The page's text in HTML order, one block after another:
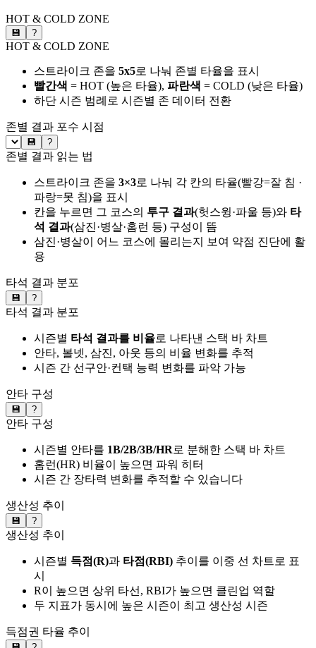
HOT & COLD ZONE
💾 ?
HOT & COLD ZONE
스트라이크 존을 5x5로 나눠 존별 타율을 표시
빨간색 = HOT (높은 타율), 파란색 = COLD (낮은 타율)
하단 시즌 범례로 시즌별 존 데이터 전환
존별 결과 포수 시점
💾 ?
존별 결과 읽는 법
스트라이크 존을 3×3로 나눠 각 칸의 타율(빨강=잘 침 ·
파랑=못 침)을 표시
칸을 누르면 그 코스의 투구 결과(헛스윙·파울 등)와 타
석 결과(삼진·병살·홈런 등) 구성이 뜸
삼진·병살이 어느 코스에 몰리는지 보여 약점 진단에 활
용
타석 결과 분포
💾 ?
타석 결과 분포
시즌별 타석 결과를 비율로 나타낸 스택 바 차트
안타, 볼넷, 삼진, 아웃 등의 비율 변화를 추적
시즌 간 선구안·컨택 능력 변화를 파악 가능
안타 구성
💾 ?
안타 구성
시즌별 안타를 1B/2B/3B/HR로 분해한 스택 바 차트
홈런(HR) 비율이 높으면 파워 히터
시즌 간 장타력 변화를 추적할 수 있습니다
생산성 추이
💾 ?
생산성 추이
시즌별 득점(R)과 타점(RBI) 추이를 이중 선 차트로 표
시
R이 높으면 상위 타선, RBI가 높으면 클린업 역할
두 지표가 동시에 높은 시즌이 최고 생산성 시즌
득점권 타율 추이